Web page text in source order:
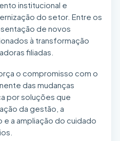
institucional e
do setor. Entre os
de novos
à transformação
filiadas.
o compromisso com o
das mudanças
por soluções que
da gestão, a
a ampliação do cuidado